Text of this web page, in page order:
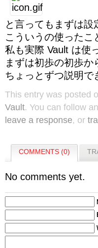
と言ってもまずは設
こういうの使った
私も実際 Vault は使
まずは初歩の初歩
ちょっとずつ説明で
This entry was posted
Vault. You can follow
leave a response, or
COMMENTS (0)
No comments yet.